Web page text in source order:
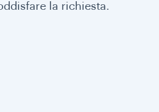
la richiesta.